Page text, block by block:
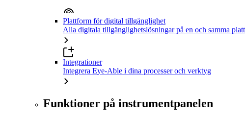
Plattform för digital tillgänglighet
Alla digitala tillgänglighetslösningar på en och samma
Integrationer
Integrera Eye-Able i dina processer och verktyg
Funktioner på instrumentpanelen